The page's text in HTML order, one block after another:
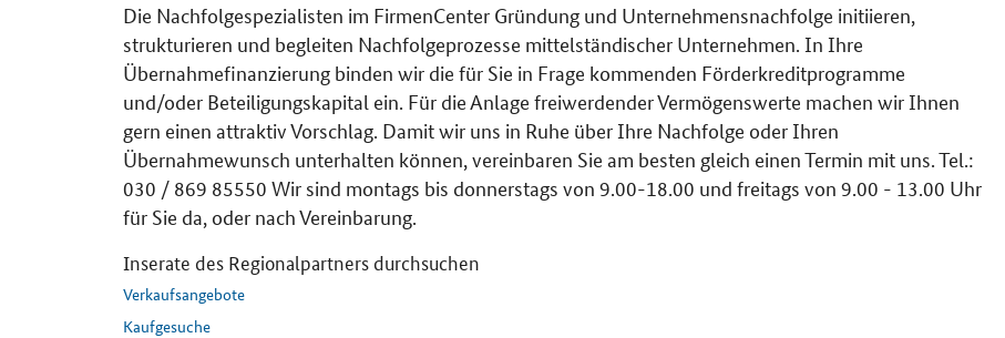
Die Nachfolgespezialisten im FirmenCenter Gründung und Unternehmensnachfolge initiieren,
strukturieren und begleiten Nachfolgeprozesse mittelständischer Unternehmen. In Ihre
Übernahmefinanzierung binden wir die für Sie in Frage kommenden Förderkreditprogramme
und/oder Beteiligungskapital ein. Für die Anlage freiwerdender Vermögenswerte machen wir Ihnen
gern einen attraktiv Vorschlag. Damit wir uns in Ruhe über Ihre Nachfolge oder Ihren
Übernahmewunsch unterhalten können, vereinbaren Sie am besten gleich einen Termin mit uns. Tel.:
030 / 869 85550 Wir sind montags bis donnerstags von 9.00-18.00 und freitags von 9.00 - 13.00 Uhr
für Sie da, oder nach Vereinbarung.
Inserate des Regionalpartners durchsuchen
Verkaufsangebote
Kaufgesuche